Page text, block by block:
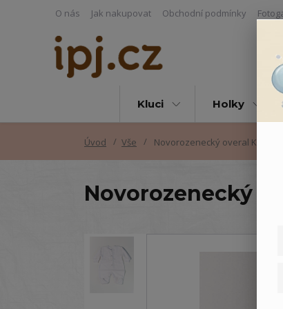
O nás Jak nakupovat Obchodní podmínky
Kluci Holky
Úvod Vše Novorozenecký overal Kytička
Novorozenecký